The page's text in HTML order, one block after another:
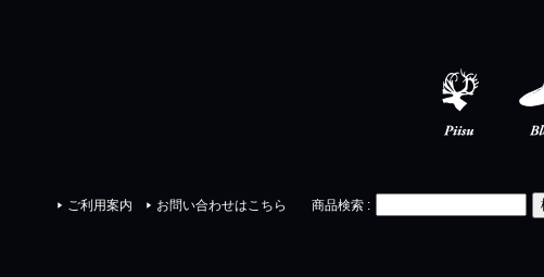
ご利用案内 お問い合わせはこちら 商品検索 :